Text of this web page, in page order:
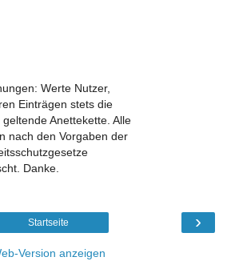
Werte Nutzer,
Einträgen stets die
Anettekette. Alle
nach den Vorgaben der
Danke.
›
Startseite
Version anzeigen